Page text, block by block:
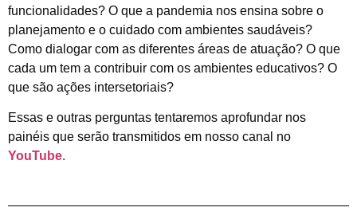
funcionalidades? O que a pandemia nos ensina sobre o
planejamento e o cuidado com ambientes saudáveis?
Como dialogar com as diferentes áreas de atuação? O que
cada um tem a contribuir com os ambientes educativos? O
que são ações intersetoriais?
Essas e outras perguntas tentaremos aprofundar nos
painéis que serão transmitidos em nosso canal no
YouTube.